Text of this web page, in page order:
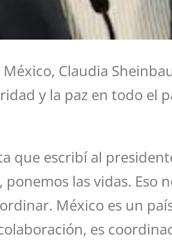
México, Claudia
y la paz en todo el
que escribí al
ponemos las vidas.
México es un
es